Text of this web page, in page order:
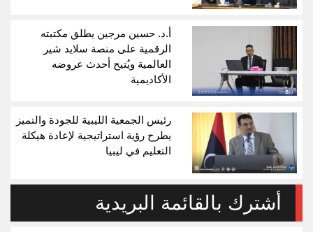
أ.د. حسين مرجين يطلق مكتبته
الرقمية على منصة سلايد شير
العالمية ويُتيح أحدث عروضه
الأكاديمية
رئيس الجمعية الليبية للجودة والتميز
يطرح رؤية استراتيجية لإعادة هيكلة
التعليم في ليبيا
أشترك بالقائمة البريدية